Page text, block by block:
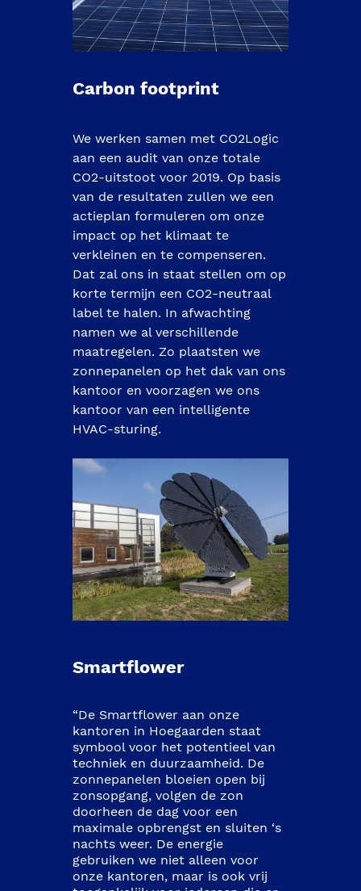
Carbon footprint
We werken samen met CO2Logic
aan een audit van onze totale
CO2-uitstoot voor 2019. Op basis
van de resultaten zullen we een
actieplan formuleren om onze
impact op het klimaat te
verkleinen en te compenseren.
Dat zal ons in staat stellen om op
korte termijn een CO2-neutraal
label te halen. In afwachting
namen we al verschillende
maatregelen. Zo plaatsten we
zonnepanelen op het dak van ons
kantoor en voorzagen we ons
kantoor van een intelligente
HVAC-sturing.
Smartflower
“De Smartflower aan onze
kantoren in Hoegaarden staat
symbool voor het potentieel van
techniek en duurzaamheid. De
zonnepanelen bloeien open bij
zonsopgang, volgen de zon
doorheen de dag voor een
maximale opbrengst en sluiten ‘s
nachts weer. De energie
gebruiken we niet alleen voor
onze kantoren, maar is ook vrij